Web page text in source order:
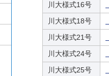
川大様式16号
川大様式18号
川大様式21号
川大様式24号
川大様式25号